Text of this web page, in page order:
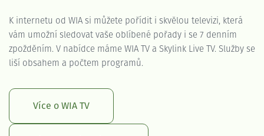
K internetu od WIA si můžete pořídit i skvělou televizi, která
vám umožní sledovat vaše oblíbené pořady i se 7 denním
zpožděním. V nabídce máme WIA TV a Skylink Live TV. Služby se
liší obsahem a počtem programů.
Více o WIA TV